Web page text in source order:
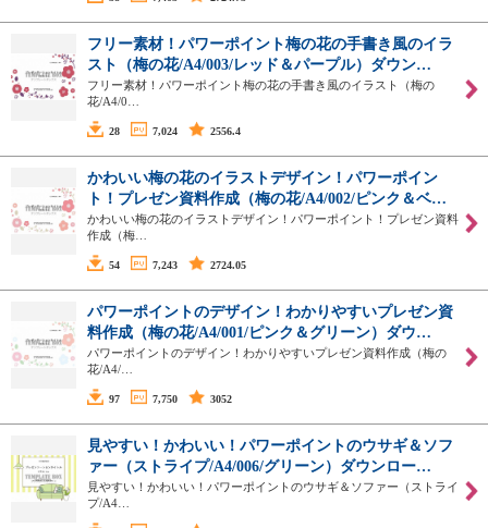
フリー素材！パワーポイント梅の花の手書き風のイラ
スト（梅の花/A4/003/レッド＆パープル）ダウン…
フリー素材！パワーポイント梅の花の手書き風のイラスト（梅の
花/A4/0…
28 7,024 2556.4
かわいい梅の花のイラストデザイン！パワーポイン
ト！プレゼン資料作成（梅の花/A4/002/ピンク＆ベ…
かわいい梅の花のイラストデザイン！パワーポイント！プレゼン資料
作成（梅…
54 7,243 2724.05
パワーポイントのデザイン！わかりやすいプレゼン資
料作成（梅の花/A4/001/ピンク＆グリーン）ダウ…
パワーポイントのデザイン！わかりやすいプレゼン資料作成（梅の
花/A4/…
97 7,750 3052
見やすい！かわいい！パワーポイントのウサギ＆ソフ
ァー（ストライプ/A4/006/グリーン）ダウンロー…
見やすい！かわいい！パワーポイントのウサギ＆ソファー（ストライ
プ/A4…